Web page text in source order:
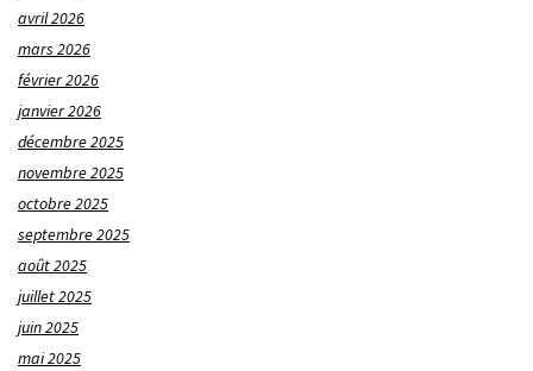
avril 2026
mars 2026
février 2026
janvier 2026
décembre 2025
novembre 2025
octobre 2025
septembre 2025
août 2025
juillet 2025
juin 2025
mai 2025